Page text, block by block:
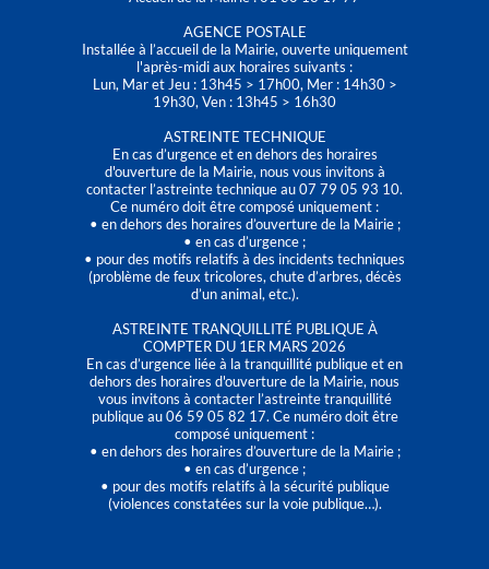
AGENCE POSTALE
Installée à l’accueil de la Mairie, ouverte uniquement
l'après-midi aux horaires suivants :
Lun, Mar et Jeu : 13h45 > 17h00, Mer : 14h30 >
19h30, Ven : 13h45 > 16h30
ASTREINTE TECHNIQUE
En cas d’urgence et en dehors des horaires
d'ouverture de la Mairie, nous vous invitons à
contacter l’astreinte technique au 07 79 05 93 10.
Ce numéro doit être composé uniquement :
• en dehors des horaires d’ouverture de la Mairie ;
• en cas d’urgence ;
• pour des motifs relatifs à des incidents techniques
(problème de feux tricolores, chute d’arbres, décès
d’un animal, etc.).
ASTREINTE TRANQUILLITÉ PUBLIQUE À
COMPTER DU 1ER MARS 2026
En cas d’urgence liée à la tranquillité publique et en
dehors des horaires d'ouverture de la Mairie, nous
vous invitons à contacter l’astreinte tranquillité
publique au 06 59 05 82 17. Ce numéro doit être
composé uniquement :
• en dehors des horaires d’ouverture de la Mairie ;
• en cas d’urgence ;
• pour des motifs relatifs à la sécurité publique
(violences constatées sur la voie publique…).